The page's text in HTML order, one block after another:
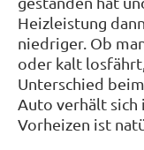
Heizleistung
niedriger. Ob
oder kalt
Unterschied
Auto verhält sich
Vorheizen ist